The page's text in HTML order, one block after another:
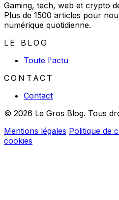
Gaming, tech, web et crypto
Plus de 1500 articles pour
numérique quotidienne.
LE BLOG
Toute l'actu
CONTACT
Contact
© 2026 Le Gros Blog. Tous
Mentions légales Politique de
cookies